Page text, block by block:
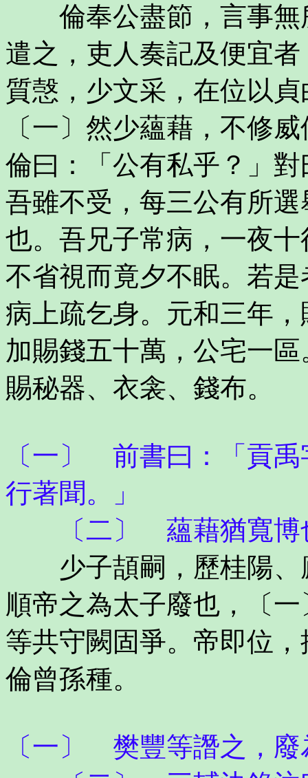
倫奉公盡節，言事無
遣之，吏人奏記及便宜
質愨，少文采，在位以
〔一〕然少蘊藉，不修
倫曰：「公有私乎？」
吾雖不受，每三公有所
也。吾兄子常病，一夜
不省視而竟夕不眠。若
病上疏乞身。元和三年
加賜錢五十萬，公宅一
賜秘器、衣衾、錢布。
〔一〕 前書曰：「貢
行著聞。」
〔二〕 蘊藉猶寬博
少子頡嗣，歷桂陽、
順帝之為太子廢也，〔
等共守闕固爭。帝即位
倫曾孫種。
〔一〕 樊豐等譖之，廢